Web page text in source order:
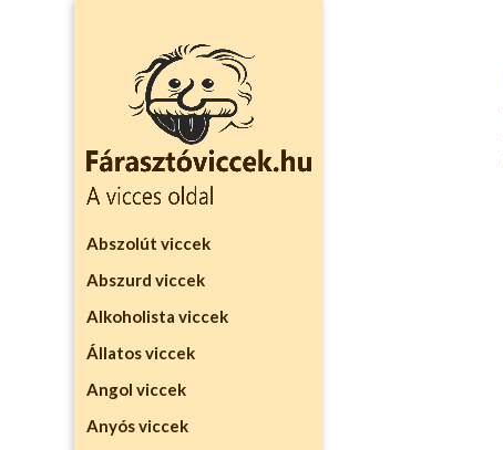
Abszolút viccek
Abszurd viccek
Alkoholista viccek
Állatos viccek
Angol viccek
Anyós viccek